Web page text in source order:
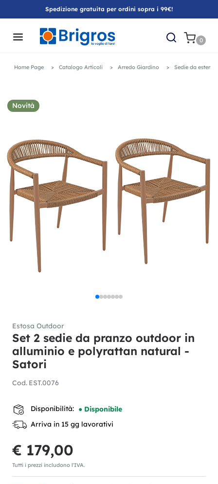
Spedizione gratuita per ordini sopra i 99€!
0
Home Page Catalogo Articoli Arredo Giardino Sedie da esterno
Novità
Estosa Outdoor
Set 2 sedie da pranzo outdoor in
alluminio e polyrattan natural -
Satori
Cod. EST.0076
Disponibilità: ● Disponibile
Arriva in 15 gg lavorativi
€ 179,00
Tutti i prezzi includono l'IVA.